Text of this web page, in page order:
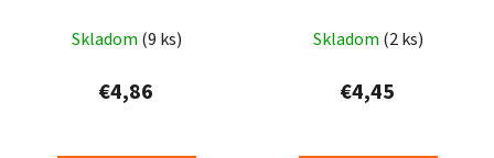
300ml
Skladom (9 ks)
€4,86
Skladom (2 ks)
€4,45